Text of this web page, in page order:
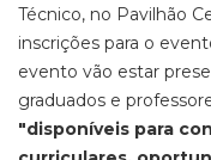
Técnico, no Pavilhão
inscrições para o
evento vão estar
graduados e
"disponíveis para